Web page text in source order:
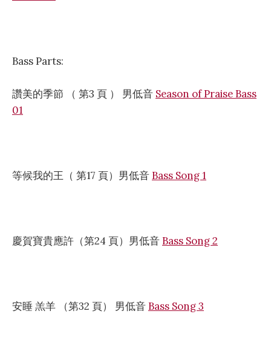
Bass Parts:
讚美的季節 （ 第3 頁 ） 男低音 Season of Praise Bass
01
等候我的王（ 第17 頁）男低音Bass Song 1
慶賀寶貴應許（第24 頁）男低音Bass Song 2
安睡 羔羊 （第32 頁） 男低音Bass Song 3